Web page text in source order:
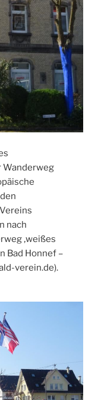
Wanderweg
nach
‚weißes
Bad Honnef –
verein.de).